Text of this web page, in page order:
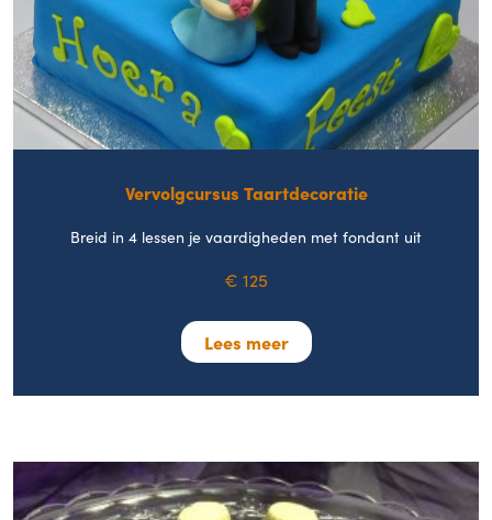
Vervolgcursus Taartdecoratie
Breid in 4 lessen je vaardigheden met fondant uit
€ 125
Lees meer